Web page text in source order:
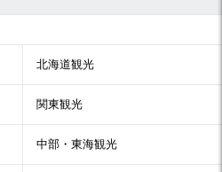
北海道観光
関東観光
中部・東海観光